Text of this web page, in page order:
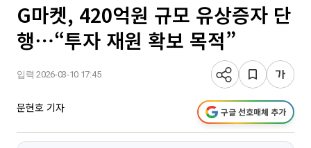
G마켓, 420억원 규모 유상증자 단
행⋯“투자 재원 확보 목적”
입력 2026-03-10 17:45
문현호 기자 구글 선호매체 추가